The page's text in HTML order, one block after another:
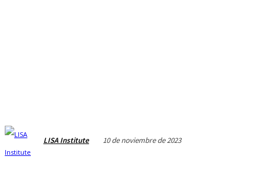
LISA Institute 10 de noviembre de 2023